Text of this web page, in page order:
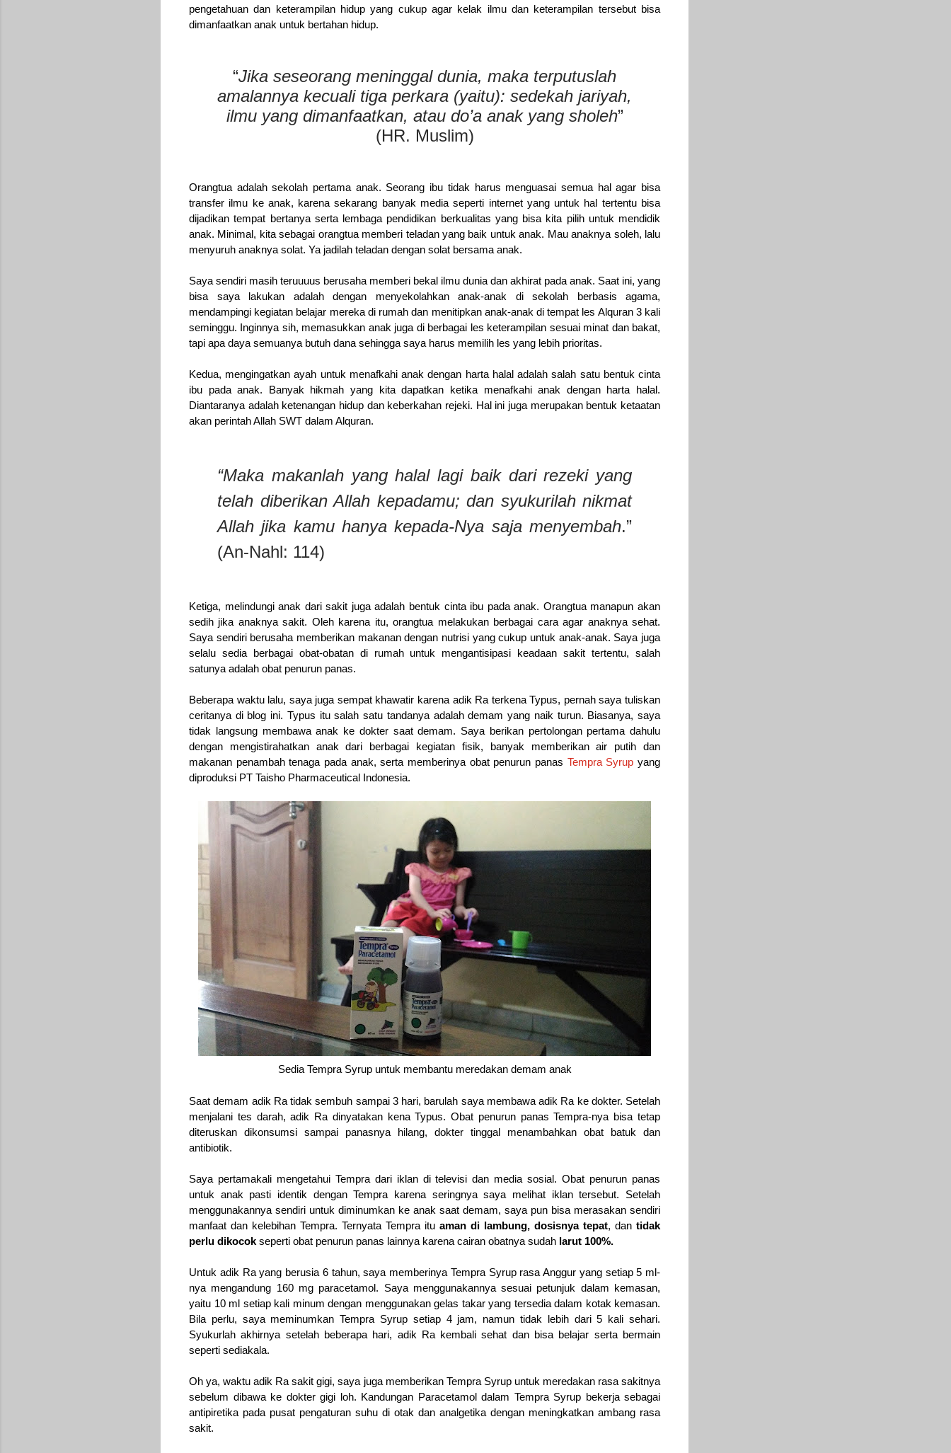
pengetahuan dan keterampilan hidup yang cukup agar kelak ilmu dan keterampilan tersebut bisa
dimanfaatkan anak untuk bertahan hidup.
“Jika seseorang meninggal dunia, maka terputuslah
amalannya kecuali tiga perkara (yaitu): sedekah jariyah,
ilmu yang dimanfaatkan, atau do’a anak yang sholeh”
(HR. Muslim)
Orangtua adalah sekolah pertama anak. Seorang ibu tidak harus menguasai semua hal agar bisa
transfer ilmu ke anak, karena sekarang banyak media seperti internet yang untuk hal tertentu bisa
dijadikan tempat bertanya serta lembaga pendidikan berkualitas yang bisa kita pilih untuk mendidik
anak. Minimal, kita sebagai orangtua memberi teladan yang baik untuk anak. Mau anaknya soleh, lalu
menyuruh anaknya solat. Ya jadilah teladan dengan solat bersama anak.
Saya sendiri masih teruuuus berusaha memberi bekal ilmu dunia dan akhirat pada anak. Saat ini, yang
bisa saya lakukan adalah dengan menyekolahkan anak-anak di sekolah berbasis agama,
mendampingi kegiatan belajar mereka di rumah dan menitipkan anak-anak di tempat les Alquran 3 kali
seminggu. Inginnya sih, memasukkan anak juga di berbagai les keterampilan sesuai minat dan bakat,
tapi apa daya semuanya butuh dana sehingga saya harus memilih les yang lebih prioritas.
Kedua, mengingatkan ayah untuk menafkahi anak dengan harta halal adalah salah satu bentuk cinta
ibu pada anak. Banyak hikmah yang kita dapatkan ketika menafkahi anak dengan harta halal.
Diantaranya adalah ketenangan hidup dan keberkahan rejeki. Hal ini juga merupakan bentuk ketaatan
akan perintah Allah SWT dalam Alquran.
“Maka makanlah yang halal lagi baik dari rezeki yang
telah diberikan Allah kepadamu; dan syukurilah nikmat
Allah jika kamu hanya kepada-Nya saja menyembah.”
(An-Nahl: 114)
Ketiga, melindungi anak dari sakit juga adalah bentuk cinta ibu pada anak. Orangtua manapun akan
sedih jika anaknya sakit. Oleh karena itu, orangtua melakukan berbagai cara agar anaknya sehat.
Saya sendiri berusaha memberikan makanan dengan nutrisi yang cukup untuk anak-anak. Saya juga
selalu sedia berbagai obat-obatan di rumah untuk mengantisipasi keadaan sakit tertentu, salah
satunya adalah obat penurun panas.
Beberapa waktu lalu, saya juga sempat khawatir karena adik Ra terkena Typus, pernah saya tuliskan
ceritanya di blog ini. Typus itu salah satu tandanya adalah demam yang naik turun. Biasanya, saya
tidak langsung membawa anak ke dokter saat demam. Saya berikan pertolongan pertama dahulu
dengan mengistirahatkan anak dari berbagai kegiatan fisik, banyak memberikan air putih dan
makanan penambah tenaga pada anak, serta memberinya obat penurun panas Tempra Syrup yang
diproduksi PT Taisho Pharmaceutical Indonesia.
Sedia Tempra Syrup untuk membantu meredakan demam anak
Saat demam adik Ra tidak sembuh sampai 3 hari, barulah saya membawa adik Ra ke dokter. Setelah
menjalani tes darah, adik Ra dinyatakan kena Typus. Obat penurun panas Tempra-nya bisa tetap
diteruskan dikonsumsi sampai panasnya hilang, dokter tinggal menambahkan obat batuk dan
antibiotik.
Saya pertamakali mengetahui Tempra dari iklan di televisi dan media sosial. Obat penurun panas
untuk anak pasti identik dengan Tempra karena seringnya saya melihat iklan tersebut. Setelah
menggunakannya sendiri untuk diminumkan ke anak saat demam, saya pun bisa merasakan sendiri
manfaat dan kelebihan Tempra. Ternyata Tempra itu aman di lambung, dosisnya tepat, dan tidak
perlu dikocok seperti obat penurun panas lainnya karena cairan obatnya sudah larut 100%.
Untuk adik Ra yang berusia 6 tahun, saya memberinya Tempra Syrup rasa Anggur yang setiap 5 ml-
nya mengandung 160 mg paracetamol. Saya menggunakannya sesuai petunjuk dalam kemasan,
yaitu 10 ml setiap kali minum dengan menggunakan gelas takar yang tersedia dalam kotak kemasan.
Bila perlu, saya meminumkan Tempra Syrup setiap 4 jam, namun tidak lebih dari 5 kali sehari.
Syukurlah akhirnya setelah beberapa hari, adik Ra kembali sehat dan bisa belajar serta bermain
seperti sediakala.
Oh ya, waktu adik Ra sakit gigi, saya juga memberikan Tempra Syrup untuk meredakan rasa sakitnya
sebelum dibawa ke dokter gigi loh. Kandungan Paracetamol dalam Tempra Syrup bekerja sebagai
antipiretika pada pusat pengaturan suhu di otak dan analgetika dengan meningkatkan ambang rasa
sakit.